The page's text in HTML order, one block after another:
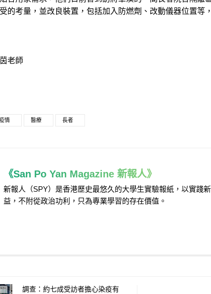
的考量，並改良裝置，包括加入防燃劑、改動儀器位置等
老師
情 醫療 長者
《San Po Yan Magazine 新報人》
新報人（SPY）是香港歷史最悠久的大學生實驗報紙，以實踐
益，不附從政治功利，只為專業學習的存在價值。
調查：約七成受訪者擔心染疫有